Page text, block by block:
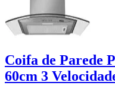
Coifa de Parede
60cm 3